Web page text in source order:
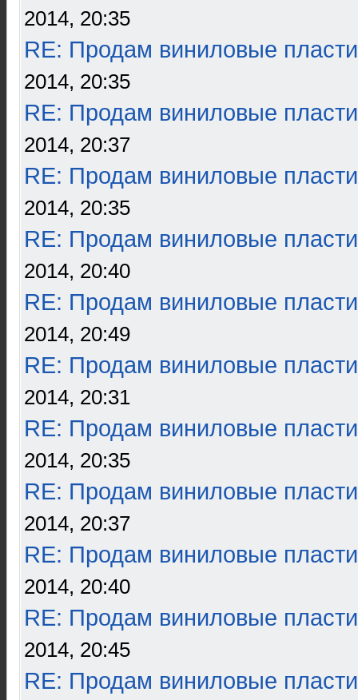
2014, 20:35
RE: Продам виниловые
2014, 20:35
RE: Продам виниловые
2014, 20:37
RE: Продам виниловые
2014, 20:35
RE: Продам виниловые
2014, 20:40
RE: Продам виниловые
2014, 20:49
RE: Продам виниловые
2014, 20:31
RE: Продам виниловые
2014, 20:35
RE: Продам виниловые
2014, 20:37
RE: Продам виниловые
2014, 20:40
RE: Продам виниловые
2014, 20:45
RE: Продам виниловые